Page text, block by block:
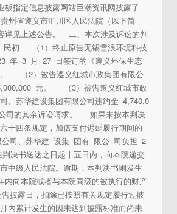
指定信息披露网站巨潮资讯网披露了
州省遵义市汇川区人民法院（以下简
详见上述公告。 二、本次涉及诉讼的判
民初 （1）终止原告无锡雪浪环境科技
年 3 月 27 日签订的《遵义环保生态
。 （2）被告遵义红城市政集团有限公
元。 （3）被告遵义红城市政
、苏华建设集团有限公司违约金 4,740,0
司的其余诉讼请求。 如果未按本判决
十四条规定，加倍支付迟延履行期间的
司、苏华建 设集 团有 限公 司负担 2
书送达之日起十五日内，向本院递交
中级人民法院。逾期，本判决书则发生
向本院或者与本院同级的被执行的财产
露日，扣除已按照有关规定履行过披
内累计发生的因未达到披露标准而尚未